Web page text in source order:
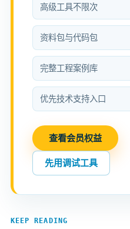
高级工具不限次
资料包与代码包
完整工程案例库
优先技术支持入口
查看会员权益
先用调试工具
KEEP READING